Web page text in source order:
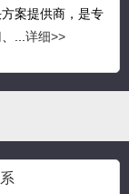
案提供商，是专
... 详细>>